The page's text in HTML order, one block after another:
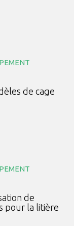
de cage
de
pour la litière